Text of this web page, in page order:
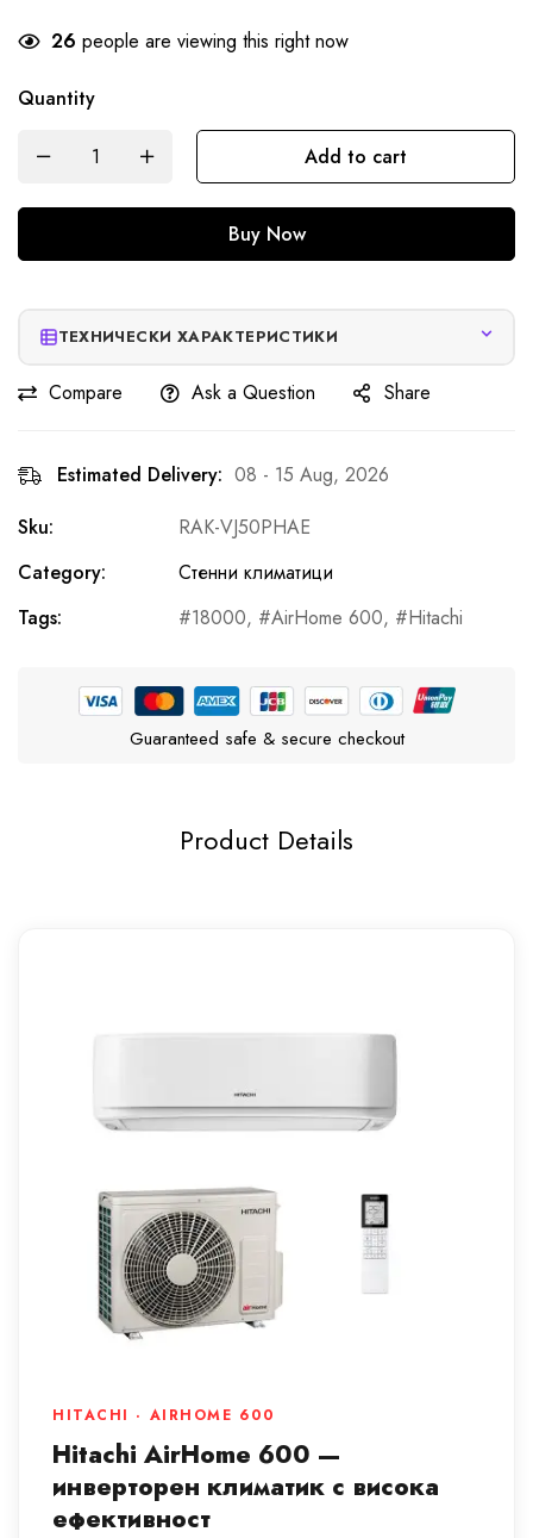
26 people are viewing this right now
Quantity
Add to cart
Buy Now
ТЕХНИЧЕСКИ ХАРАКТЕРИСТИКИ
Compare Ask a Question Share
Estimated Delivery: 08 - 15 Aug, 2026
Sku:
RAK-VJ50PHAE
Category:
Стенни климатици
Tags:
18000, AirHome 600, Hitachi
Guaranteed safe & secure checkout
Product Details
HITACHI · AIRHOME 600
Hitachi AirHome 600 —
инверторен климатик с висока
ефективност